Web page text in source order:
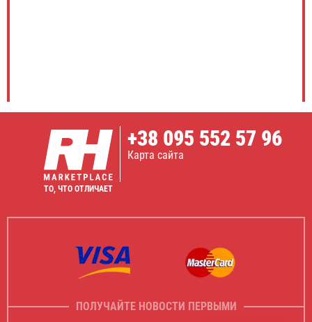
ТО, ЧТО ОТЛИЧАЕТ
+38 095 552 57 96
Карта сайта
ПОЛУЧАЙТЕ НОВОСТИ ПЕРВЫМИ